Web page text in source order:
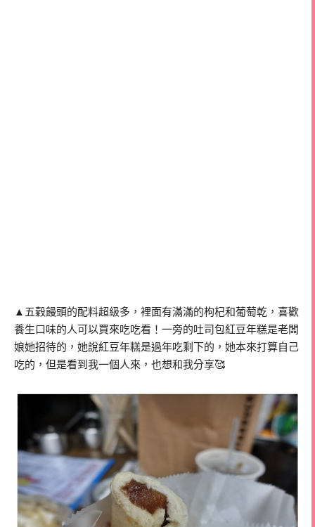
▲五穀饅頭的配料超級多，裡面有滿滿的枸杞和葡萄乾，喜歡
養生口味的人可以買來吃吃看！一旁的吐司包紅豆年糕是老闆
娘她招待的，她說紅豆年糕是過年吃剩下的，她本來打算自己
吃的，但是看到我一個人來，也想和我分享🥰